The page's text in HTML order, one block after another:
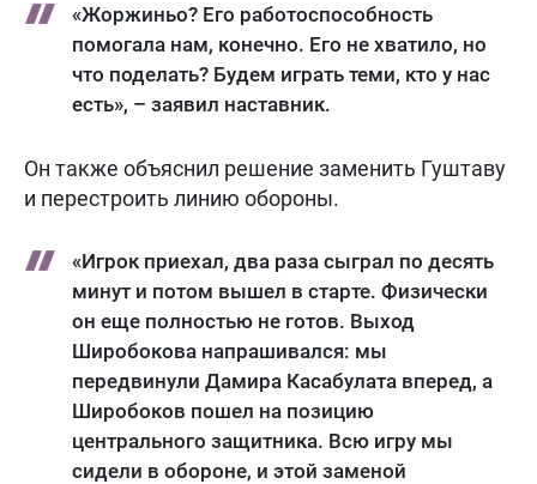
«Жоржиньо? Его работоспособность
помогала нам, конечно. Его не хватило, но
что поделать? Будем играть теми, кто у нас
есть», – заявил наставник.
Он также объяснил решение заменить Гуштаву
и перестроить линию обороны.
«Игрок приехал, два раза сыграл по десять
минут и потом вышел в старте. Физически
он еще полностью не готов. Выход
Широбокова напрашивался: мы
передвинули Дамира Касабулата вперед, а
Широбоков пошел на позицию
центрального защитника. Всю игру мы
сидели в обороне, и этой заменой